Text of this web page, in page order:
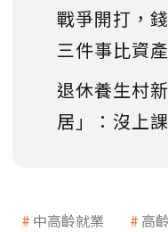
戰爭開打，
三件事比資
退休養生村
居」：沒上
中高齡就業 高